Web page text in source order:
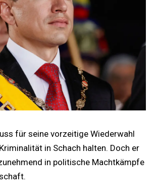
für seine vorzeitige Wiederwahl
in Schach halten. Doch er
in politische Machtkämpfe